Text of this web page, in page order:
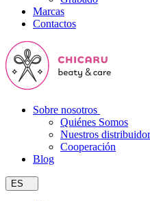
Marcas
Contactos
Sobre nosotros
Quiénes Somos
Nuestros
Cooperación
Blog
ES